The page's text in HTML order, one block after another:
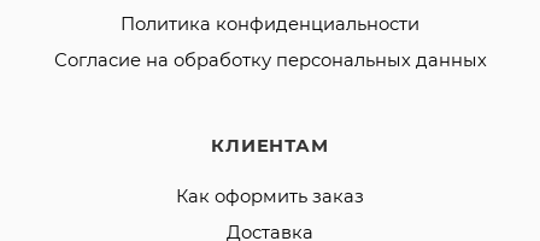
Политика конфиденциальности
Согласие на обработку персональных данных
КЛИЕНТАМ
Как оформить заказ
Доставка